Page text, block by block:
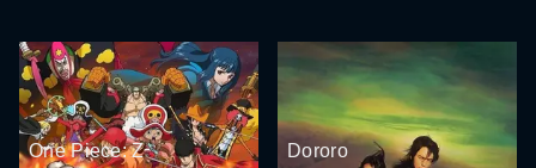
One Piece: Z Dororo